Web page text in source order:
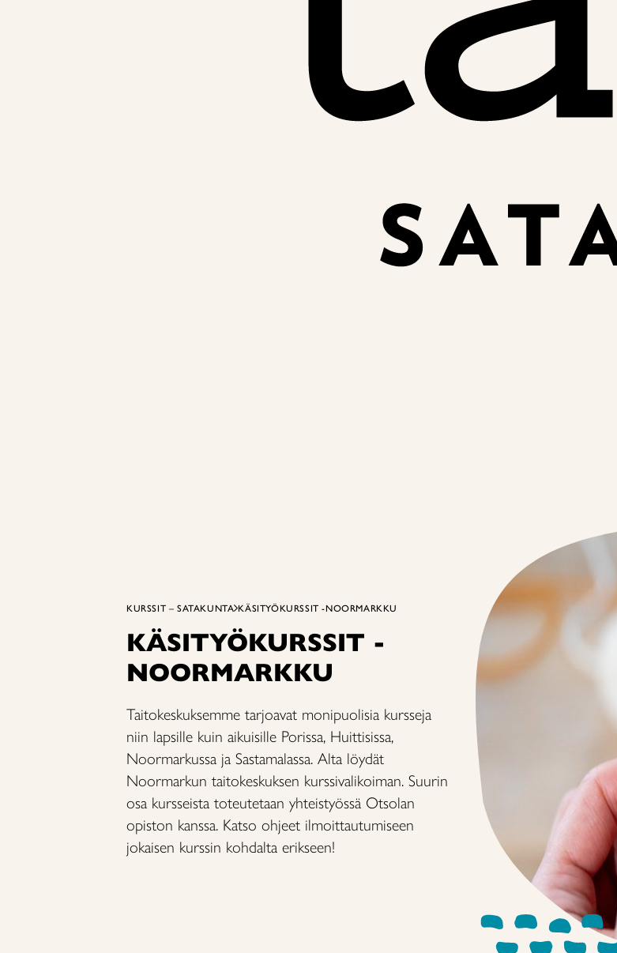
KURSSIT – SATAKUNTA KÄSITYÖKURSSIT -NOORMARKKU
KÄSITYÖKURSSIT -
NOORMARKKU
Taitokeskuksemme tarjoavat monipuolisia kursseja
niin lapsille kuin aikuisille Porissa, Huittisissa,
Noormarkussa ja Sastamalassa. Alta löydät
Noormarkun taitokeskuksen kurssivalikoiman. Suurin
osa kursseista toteutetaan yhteistyössä Otsolan
opiston kanssa. Katso ohjeet ilmoittautumiseen
jokaisen kurssin kohdalta erikseen!